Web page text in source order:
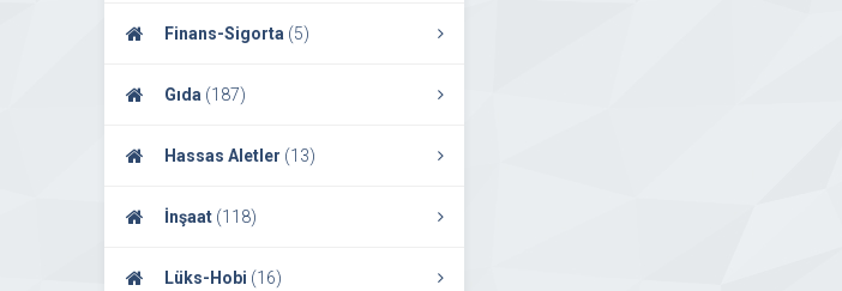
Finans-Sigorta (5)
Gıda (187)
Hassas Aletler (13)
İnşaat (118)
Lüks-Hobi (16)